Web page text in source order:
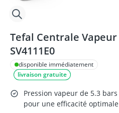
Tefal Centrale Vapeur
SV4111E0
disponible immédiatement
livraison gratuite
Pression vapeur de 5.3 bars
pour une efficacité optimale